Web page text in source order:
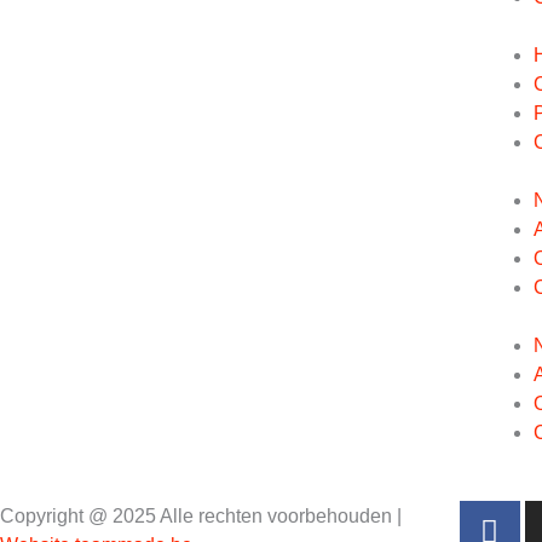
Copyright @ 2025 Alle rechten voorbehouden |
F